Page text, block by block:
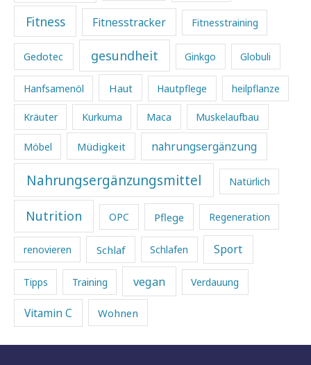
Fitness Fitnesstracker Fitnesstraining
Gedotec gesundheit Ginkgo Globuli
Hanfsamenöl Haut Hautpflege heilpflanze
Kräuter Kurkuma Maca Muskelaufbau
Möbel Müdigkeit nahrungsergänzung
Nahrungsergänzungsmittel Natürlich
Nutrition OPC Pflege Regeneration
renovieren Schlaf Schlafen Sport
Tipps Training vegan Verdauung
Vitamin C Wohnen